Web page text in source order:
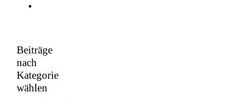
Beiträge
nach
Kategorie
wählen